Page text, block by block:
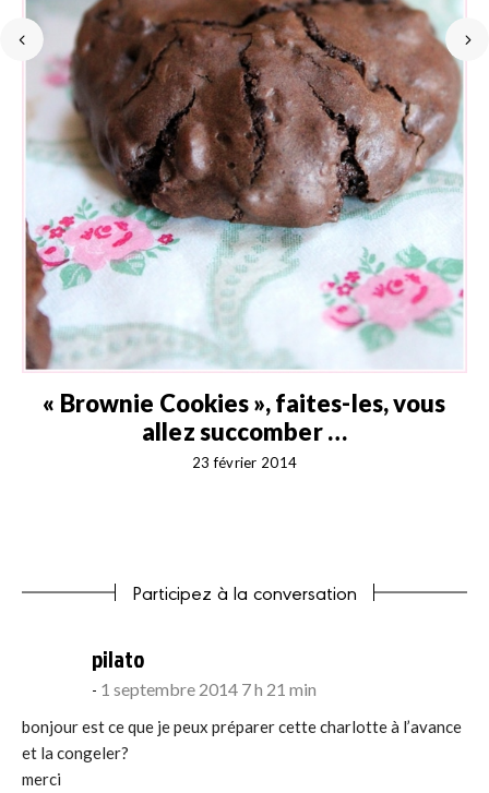
« Brownie Cookies », faites-les, vous
allez succomber …
23 février 2014
Participez à la conversation
pilatosays:
1 septembre 2014 7 h 21 min
bonjour est ce que je peux préparer cette charlotte à l’avance
et la congeler?
merci